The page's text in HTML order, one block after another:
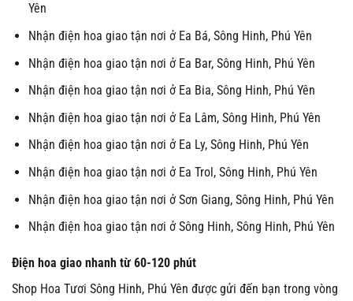
Yên
Nhận điện hoa giao tận nơi ở Ea Bá, Sông Hinh, Phú Yên
Nhận điện hoa giao tận nơi ở Ea Bar, Sông Hinh, Phú Yên
Nhận điện hoa giao tận nơi ở Ea Bia, Sông Hinh, Phú Yên
Nhận điện hoa giao tận nơi ở Ea Lâm, Sông Hinh, Phú Yên
Nhận điện hoa giao tận nơi ở Ea Ly, Sông Hinh, Phú Yên
Nhận điện hoa giao tận nơi ở Ea Trol, Sông Hinh, Phú Yên
Nhận điện hoa giao tận nơi ở Sơn Giang, Sông Hinh, Phú Yên
Nhận điện hoa giao tận nơi ở Sông Hinh, Sông Hinh, Phú Yên
Điện hoa giao nhanh từ 60-120 phút
Shop Hoa Tươi Sông Hinh, Phú Yên được gửi đến bạn trong vòng